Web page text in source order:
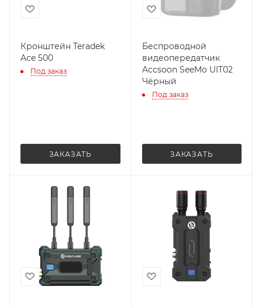
Кронштейн Teradek
Ace 500
Под заказ
ЗАКАЗАТЬ
Беспроводной
видеопередатчик
Accsoon SeeMo UIT02
Чёрный
Под заказ
ЗАКАЗАТЬ